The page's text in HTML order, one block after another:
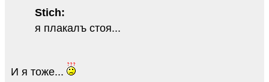
Stich:
я плакалъ стоя...
И я тоже...